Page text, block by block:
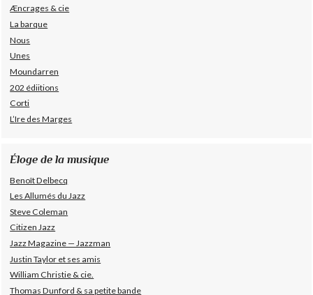
Æncrages & cie
La barque
Nous
Unes
Moundarren
202 édiitions
Corti
L’Ire des Marges
Éloge de la musique
Benoît Delbecq
Les Allumés du Jazz
Steve Coleman
Citizen Jazz
Jazz Magazine — Jazzman
Justin Taylor et ses amis
William Christie & cie.
Thomas Dunford & sa petite bande